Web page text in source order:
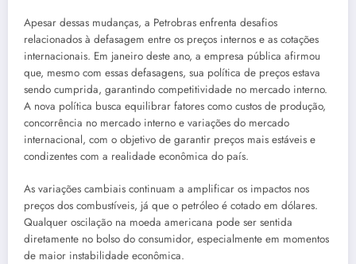
Apesar dessas mudanças, a Petrobras enfrenta desafios
relacionados à defasagem entre os preços internos e as cotações
internacionais. Em janeiro deste ano, a empresa pública afirmou
que, mesmo com essas defasagens, sua política de preços estava
sendo cumprida, garantindo competitividade no mercado interno.
A nova política busca equilibrar fatores como custos de produção,
concorrência no mercado interno e variações do mercado
internacional, com o objetivo de garantir preços mais estáveis e
condizentes com a realidade econômica do país.
As variações cambiais continuam a amplificar os impactos nos
preços dos combustíveis, já que o petróleo é cotado em dólares.
Qualquer oscilação na moeda americana pode ser sentida
diretamente no bolso do consumidor, especialmente em momentos
de maior instabilidade econômica.